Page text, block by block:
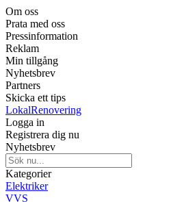
Om oss
Prata med oss
Pressinformation
Reklam
Min tillgång
Nyhetsbrev
Partners
Skicka ett tips
LokalRenovering
Logga in
Registrera dig nu
Nyhetsbrev
Kategorier
Elektriker
VVS